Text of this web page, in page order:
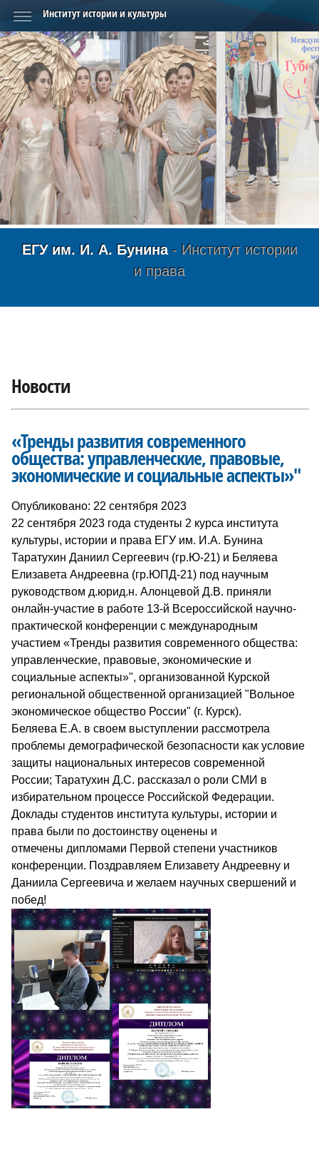
ЕГУ им. И. А. Бунина- Институт истории
и права
Новости
«Тренды развития современного
общества: управленческие, правовые,
экономические и социальные аспекты»"
Опубликовано: 22 сентября 2023
22 сентября 2023 года студенты 2 курса института
культуры, истории и права ЕГУ им. И.А. Бунина
Таратухин Даниил Сергеевич (гр.Ю-21) и Беляева
Елизавета Андреевна (гр.ЮПД-21) под научным
руководством д.юрид.н. Алонцевой Д.В. приняли
онлайн-участие в работе 13-й Всероссийской научно-
практической конференции с международным
участием «Тренды развития современного общества:
управленческие, правовые, экономические и
социальные аспекты»", организованной Курской
региональной общественной организацией "Вольное
экономическое общество России" (г. Курск).
Беляева Е.А. в своем выступлении рассмотрела
проблемы демографической безопасности как условие
защиты национальных интересов современной
России; Таратухин Д.С. рассказал о роли СМИ в
избирательном процессе Российской Федерации.
Доклады студентов института культуры, истории и
права были по достоинству оценены и
отмечены дипломами Первой степени участников
конференции. Поздравляем Елизавету Андреевну и
Даниила Сергеевича и желаем научных свершений и
побед!
Институт истории и культуры